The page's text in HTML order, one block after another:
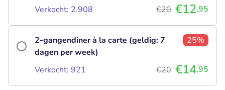
Verkocht: 2.908 €20 €12,95
2-gangendiner à la carte (geldig: 7
dagen per week)
25%
Verkocht: 921 €20 €14,95